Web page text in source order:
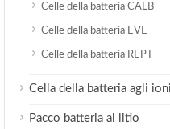
Celle della batteria CALB
Celle della batteria EVE
Celle della batteria REPT
Cella della batteria agli
Pacco batteria al litio